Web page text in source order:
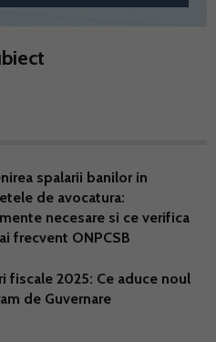
spalarii banilor in
de avocatura:
necesare si ce verifica
frecvent ONPCSB
fiscale 2025: Ce aduce noul
de Guvernare